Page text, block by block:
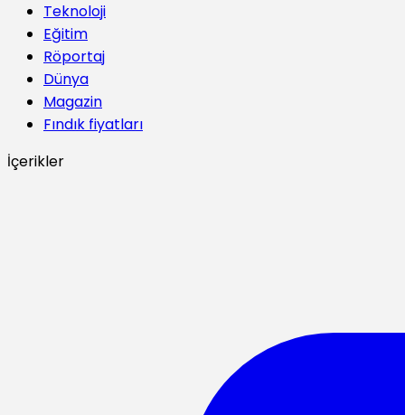
Teknoloji
Eğitim
Röportaj
Dünya
Magazin
Fındık fiyatları
İçerikler